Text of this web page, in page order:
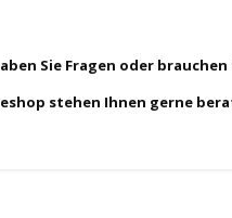
Sie Fragen oder
stehen Ihnen gerne